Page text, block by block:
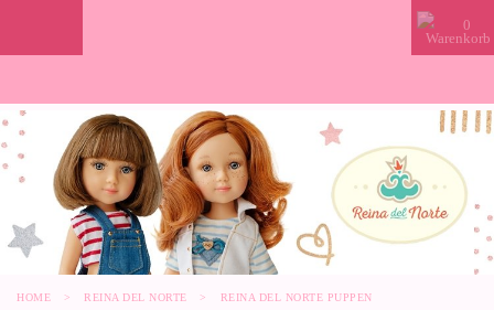
0
HOME > REINA DEL NORTE > REINA DEL NORTE PUPPEN